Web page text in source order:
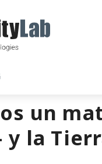
un
la